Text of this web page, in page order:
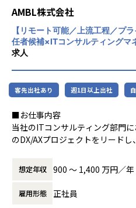
■具体的な業務内容
金融インフラ（証券ビジネスプ
険ビジネスプラットフォーム「
バー/インフラサイドの開発
上記プラットフォーム上に乗せる
サイドの仕様設計、開発、運用・
d4aa78a7835565c655396
【業務の変更の範囲】
研修設計支援
・製薬・日用品業界：マーケテ
支援
Dirbatoグループへの参画を契機
今回の募集は、親会社の事業成功
当社の強みである 「AI・システ
「自社完結型・一気通貫支援」
特定の領域に縛られない 「ワン
信・製造・金融業界をはじめと
じ、
最速で市場価値を高められる環境
チーム内のサポー
た、社員同士のコ
し、フレンドリー
ています
AMBL株式会社で
ートワークを積極
働き方が可能です
を整えています。
の取得や育児の時
AMBL株式会社
【リモート可能／上流工程／プ
任者候補×ITコンサルティングマ
求人
客先出社あり 週1日以上出社
■お仕事内容
当社のITコンサルティング部門
のDX/AXプロジェクトをリード
一貫してクライアントへの価値提
プロジェクトのマネジメントや
アントの変革支援とプロジェク
ョンです。
想定年収 900 〜 1,400 万円／年
雇用形態 正社員